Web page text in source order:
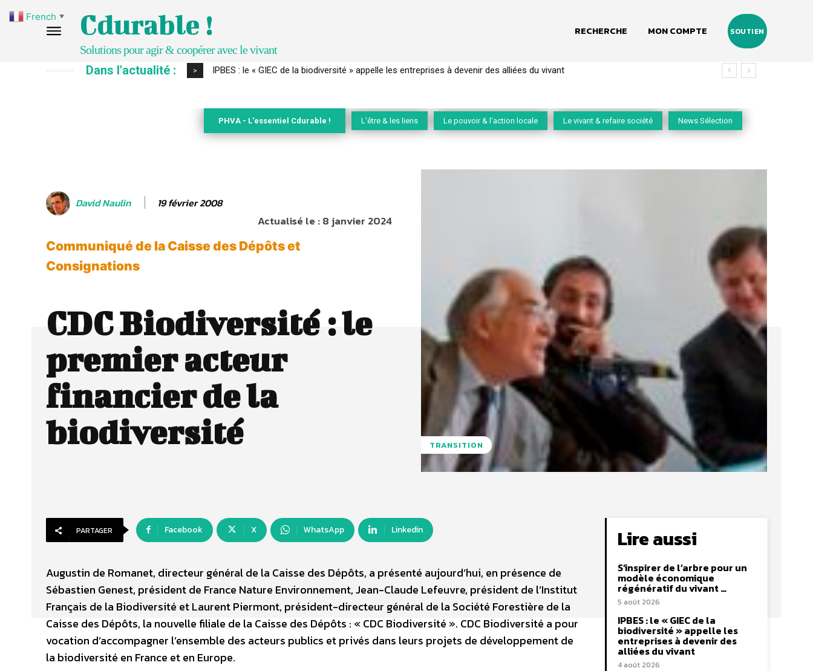
Cdurable !
Solutions pour agir & coopérer avec le vivant
RECHERCHE MON COMPTE SOUTIEN
Dans l'actualité : > Comment le sol français a perdu sa mémoire hydrique et déréglé tout le territoire (2020-2026)
PHVA - L'essentiel Cdurable ! L'être & les liens Le pouvoir & l'action locale Le vivant & refaire société News Sélection
David Naulin 19 février 2008
Actualisé le :8 janvier 2024
Communiqué de la Caisse des Dépôts et
Consignations
CDC Biodiversité : le
premier acteur
financier de la
biodiversité
TRANSITION
PARTAGER Facebook X WhatsApp Linkedin
Augustin de Romanet, directeur général de la Caisse des Dépôts, a présenté aujourd’hui, en présence de
Sébastien Genest, président de France Nature Environnement, Jean-Claude Lefeuvre, président de l’Institut
Français de la Biodiversité et Laurent Piermont, président-directeur général de la Société Forestière de la
Caisse des Dépôts, la nouvelle filiale de la Caisse des Dépôts : « CDC Biodiversité ». CDC Biodiversité a pour
vocation d’accompagner l’ensemble des acteurs publics et privés dans leurs projets de développement de
la biodiversité en France et en Europe.
Lire aussi
S’inspirer de l’arbre pour un
modèle économique
régénératif du vivant …
5 août 2026
IPBES : le « GIEC de la
biodiversité » appelle les
entreprises à devenir des
alliées du vivant
4 août 2026
French ▼